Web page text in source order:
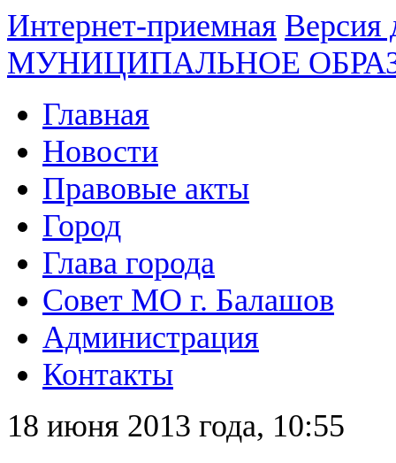
Интернет-приемная Версия
МУНИЦИПАЛЬНОЕ
Главная
Новости
Правовые акты
Город
Глава города
Совет МО г. Балашов
Администрация
Контакты
18 июня 2013 года, 10:55